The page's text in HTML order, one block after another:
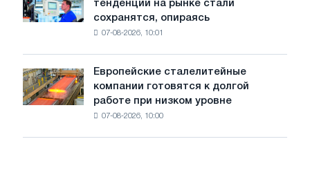
стали
из
стран
ожидает,
что
рынке
стали
сохранятся,
на
тенденции на рынке стали
сохранятся, опираясь
07-08-2026, 10:01
Европейские
сталелитейные
компании
Европейские сталелитейные
компании готовятся к долгой
работе при низком уровне
07-08-2026, 10:00